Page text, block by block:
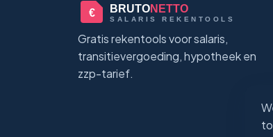
€ BRUTONETTO
SALARIS REKENTOOLS
Gratis rekentools voor salaris,
transitievergoeding, hypotheek en
zzp-tarief.